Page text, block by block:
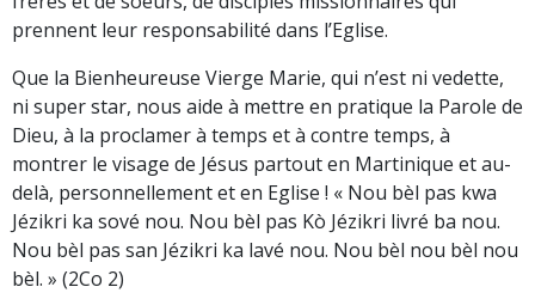
prennent leur responsabilité dans l’Eglise.
Que la Bienheureuse Vierge Marie, qui n’est ni vedette,
ni super star, nous aide à mettre en pratique la Parole de
Dieu, à la proclamer à temps et à contre temps, à
montrer le visage de Jésus partout en Martinique et au-
delà, personnellement et en Eglise ! « Nou bèl pas kwa
Jézikri ka sové nou. Nou bèl pas Kò Jézikri livré ba nou.
Nou bèl pas san Jézikri ka lavé nou. Nou bèl nou bèl nou
bèl. » (2Co 2)